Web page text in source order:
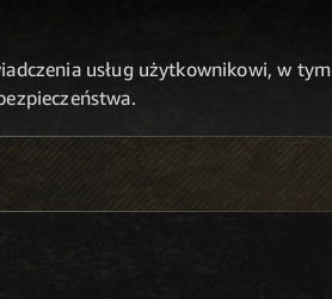
usług użytkownikowi, w tym